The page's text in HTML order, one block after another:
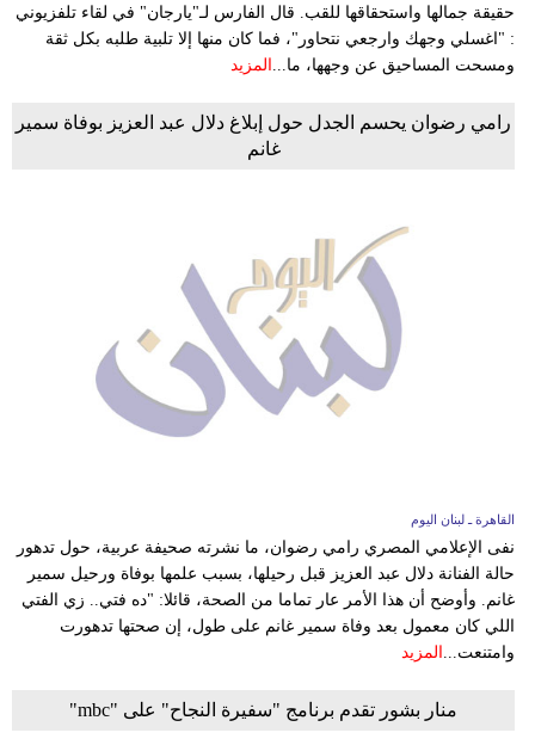
حقيقة جمالها واستحقاقها للقب. قال الفارس لـ"يارجان" في لقاء تلفزيوني
: "اغسلي وجهك وارجعي نتحاور"، فما كان منها إلا تلبية طلبه بكل ثقة
ومسحت المساحيق عن وجهها، ما... المزيد
رامي رضوان يحسم الجدل حول إبلاغ دلال عبد العزيز بوفاة سمير
غانم
القاهرة ـ لبنان اليوم
نفى الإعلامي المصري رامي رضوان، ما نشرته صحيفة عربية، حول تدهور
حالة الفنانة دلال عبد العزيز قبل رحيلها، بسبب علمها بوفاة ورحيل سمير
غانم. وأوضح أن هذا الأمر عار تماما من الصحة، قائلا: "ده فتي.. زي الفتي
اللي كان معمول بعد وفاة سمير غانم على طول، إن صحتها تدهورت
وامتنعت... المزيد
منار بشور تقدم برنامج "سفيرة النجاح" على "mbc"